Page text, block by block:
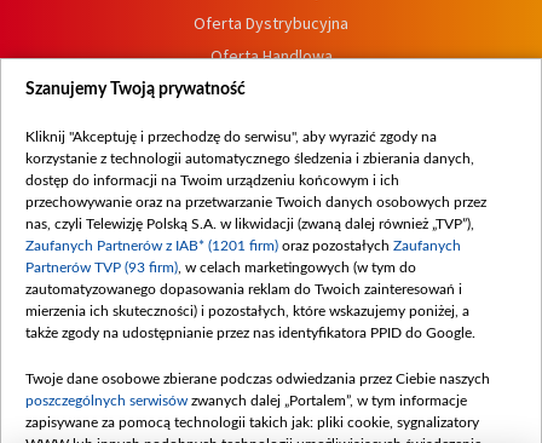
Oferta Dystrybucyjna
Oferta Handlowa
Dostępność
Procedura zgłoszeń wewnętrznych
Szanujemy Twoją prywatność
Kliknij "Akceptuję i przechodzę do serwisu", aby wyrazić zgody na
korzystanie z technologii automatycznego śledzenia i zbierania danych,
dostęp do informacji na Twoim urządzeniu końcowym i ich
przechowywanie oraz na przetwarzanie Twoich danych osobowych przez
nas, czyli Telewizję Polską S.A. w likwidacji (zwaną dalej również „TVP”),
Zaufanych Partnerów z IAB* (1201 firm) oraz pozostałych Zaufanych
Partnerów TVP (93 firm) , w celach marketingowych (w tym do
zautomatyzowanego dopasowania reklam do Twoich zainteresowań i
mierzenia ich skuteczności) i pozostałych, które wskazujemy poniżej, a
także zgody na udostępnianie przez nas identyfikatora PPID do Google.
Twoje dane osobowe zbierane podczas odwiedzania przez Ciebie naszych
poszczególnych serwisów zwanych dalej „Portalem”, w tym informacje
zapisywane za pomocą technologii takich jak: pliki cookie, sygnalizatory